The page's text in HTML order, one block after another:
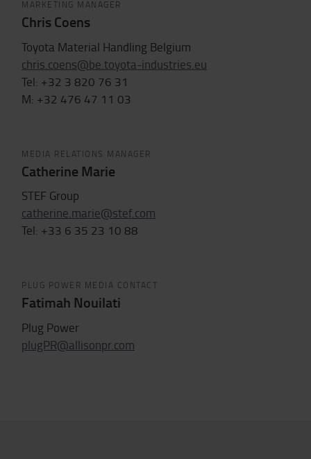
MARKETING MANAGER
Chris Coens
Toyota Material Handling Belgium
chris.coens@be.toyota-industries.eu
Tel: +32 3 820 76 31
M: +32 476 47 11 03
MEDIA RELATIONS MANAGER
Catherine Marie
STEF Group
catherine.marie@stef.com
Tel: +33 6 35 23 10 88
PLUG POWER MEDIA CONTACT
Fatimah Nouilati
Plug Power
plugPR@allisonpr.com